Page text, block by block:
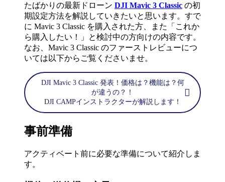
たばかりの最新ドローン DJI Mavic 3 Classic の初
期設定方法を解説していきたいと思います。すで
に Mavic 3 Classic を購入された方、また「これか
ら購入したい！」と検討中の方向けの内容です。
なお、Mavic 3 Classic のファーストレビューにつ
いては以下からご覧くださいませ。
DJI Mavic 3 Classic 発表！価格は？機能は？何
が違うの？！
DJI CAMPインストラクターが解説します！
事前準備
アクティベート前に必要な準備について紹介しま
す。